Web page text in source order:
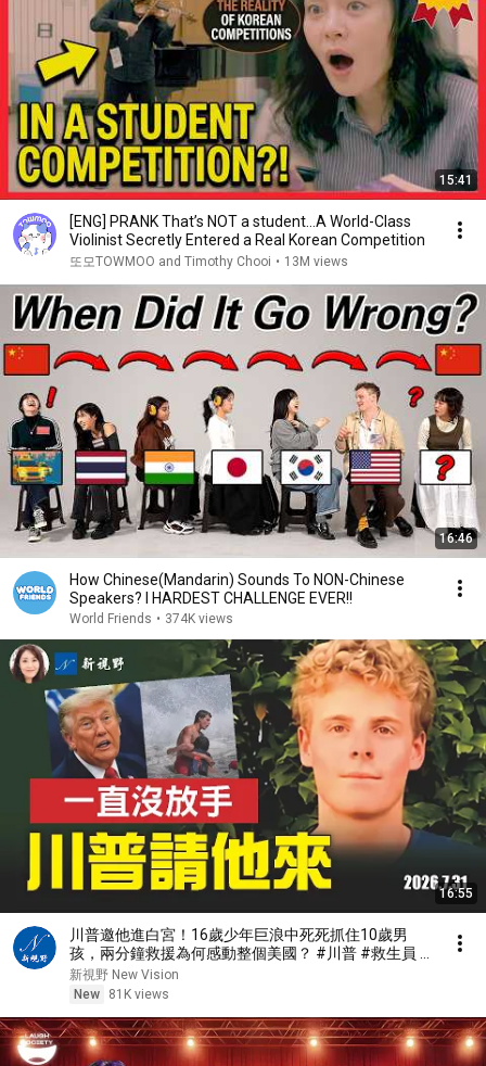
15:41
[ENG] PRANK That’s NOT a student…A World-Class
Violinist Secretly Entered a Real Korean Competition
또모TOWMOO and Timothy Chooi • 13M views
16:46
How Chinese(Mandarin) Sounds To NON-Chinese
Speakers? l HARDEST CHALLENGE EVER!!
World Friends • 374K views
16:55
川普邀他進白宮！16歲少年巨浪中死死抓住10歲男
孩，兩分鐘救援為何感動整個美國？ #川普 #救生員 #
美國精神 | 新視野 第2467期 20260731
新視野 New Vision
New
81K views